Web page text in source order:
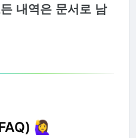
내역은 문서로 남
🙋‍♀️